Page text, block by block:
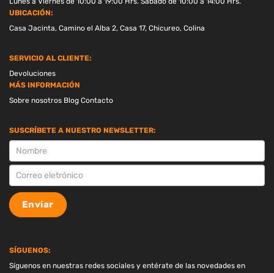
UBICACIÓN:
Casa Jacinta, Camino el Alba 2, Casa 17, Chicureo, Colina
SERVICIO AL CLIENTE:
Devoluciones
MÁS INFORMACIÓN
Sobre nosotros Blog Contacto
SUSCRÍBETE A NUESTRO NEWSLETTER:
SUSCRIPCION
Enviar
SÍGUENOS:
Síguenos en nuestras redes sociales y entérate de las novedades en